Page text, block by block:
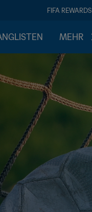
FIFA REWARDS
MEHR